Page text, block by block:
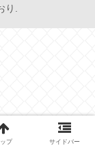
.
ップ サイドバー